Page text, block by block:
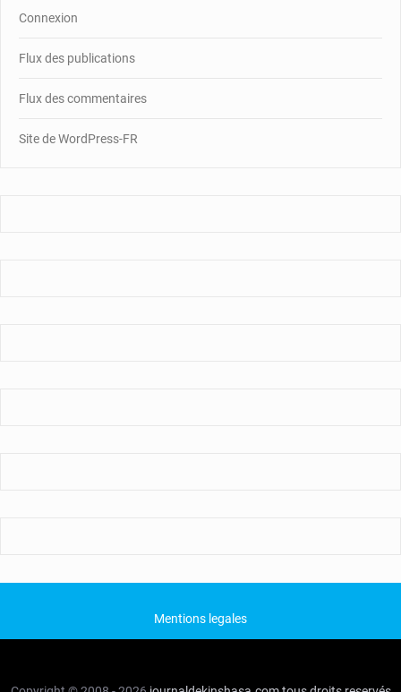
Connexion
Flux des publications
Flux des commentaires
Site de WordPress-FR
Mentions legales